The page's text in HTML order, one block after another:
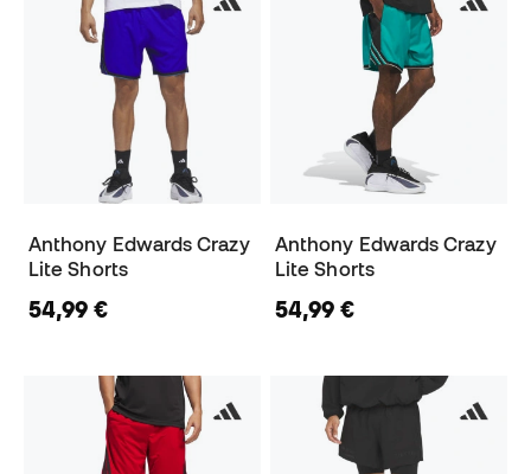
Anthony Edwards Crazy
Lite Shorts
54,99 €
Anthony Edwards Crazy
Lite Shorts
54,99 €